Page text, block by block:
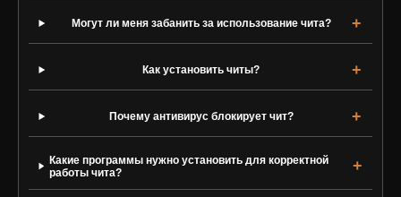
Могут ли меня забанить за использование чита?
Как установить читы?
Почему антивирус блокирует чит?
Какие программы нужно установить для корректной
работы чита?